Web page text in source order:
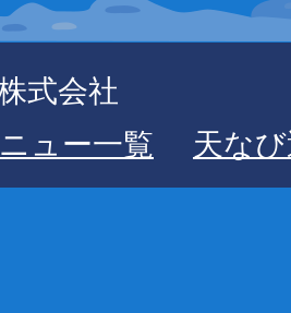
式会社
ュー一覧
天な